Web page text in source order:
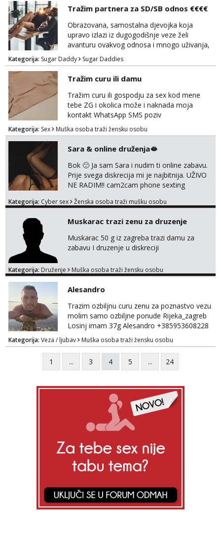
Tražim partnera za SD/SB odnos €€€€
Obrazovana, samostalna djevojka koja
upravo izlazi iz dugogodišnje veze želi
avanturu ovakvog odnosa i mnogo uživanja,
poklona, pažnje i putovanja. Moguća i
poslovna saradnja ako nam se interesi
poklapaju. Mnogo senzualnosti i lijepe
energije. Javite mi se sa opisom što opširnijim
jer od toga ovisi da li ću odgovoriti. Isključivo
tražim nekoga za duži vremenski period.
Naravno njegovanog i galantn...
Kategorija: Sugar Daddy Sugar Daddies
Tražim curu ili damu
Tražim curu ili gospodju za sex kod mene
tebe ZG i okolica može i naknada moja
kontakt WhatsApp SMS poziv
Kategorija: Sex Muška osoba traži žensku osobu
Sara & online druženja🫦
Bok 🙂 Ja sam Sara i nudim ti online zabavu.
Prije svega diskrecija mi je najbitnija. UŽIVO
NE RADIM!! cam2cam phone sexting
partnerom ili partnericom te naši porno
termin. P.S. tražit ćeš me još 🫠💦
Kategorija: Cyber sex Ženska osoba traži mušku osobu
Muskarac trazi zenu za druzenje
Muskarac 50 g iz zagreba trazi damu za
zabavu I druzenje u diskreciji
Kategorija: Druženje Muška osoba traži žensku osobu
Alesandro
Trazim ozbiljnu curu zenu za poznastvo vezu
molim samo ozbiljne ponude Rijeka_zagreb
Losinj imam 37g Alesandro +385953608228
Kategorija: Veza / ljubav Muška osoba traži žensku osobu
1 ... 3 4 5 ... 24